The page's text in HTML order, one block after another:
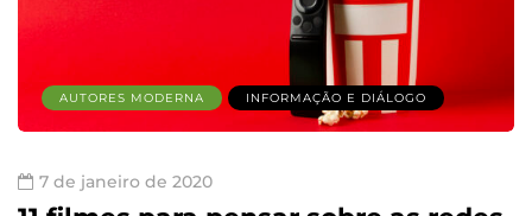
AUTORES MODERNA INFORMAÇÃO E DIÁLOGO
7 de janeiro de 2020